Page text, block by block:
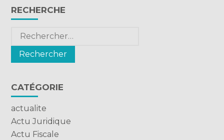
Blog
sidebar
RECHERCHE
Rechercher :
CATÉGORIE
actualite
Actu Juridique
Actu Fiscale